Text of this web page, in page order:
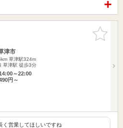
お気に入
りに追加
津市
草津駅324m
草津駅 徒歩3分
～22:00
円～
く営業してほしいですね